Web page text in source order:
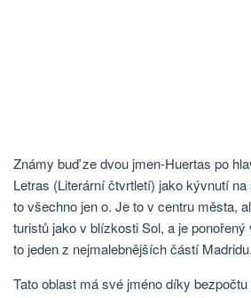
Známy buď ze dvou jmen-Huertas po
Letras (Literární čtvrtletí) jako kývnutí
to všechno jen o. Je to v centru města,
turistů jako v blízkosti Sol, a je
to jeden z nejmalebnějších částí Madridu.
Tato oblast má své jméno díky